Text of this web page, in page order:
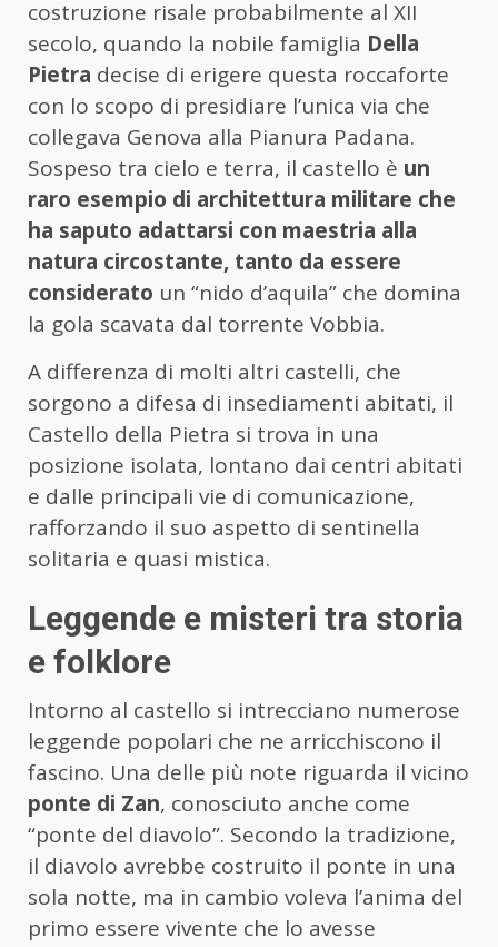
costruzione risale probabilmente al XII
secolo, quando la nobile famiglia Della
Pietra decise di erigere questa roccaforte
con lo scopo di presidiare l’unica via che
collegava Genova alla Pianura Padana.
Sospeso tra cielo e terra, il castello è un
raro esempio di architettura militare che
ha saputo adattarsi con maestria alla
natura circostante, tanto da essere
considerato un “nido d’aquila” che domina
la gola scavata dal torrente Vobbia.
A differenza di molti altri castelli, che
sorgono a difesa di insediamenti abitati, il
Castello della Pietra si trova in una
posizione isolata, lontano dai centri abitati
e dalle principali vie di comunicazione,
rafforzando il suo aspetto di sentinella
solitaria e quasi mistica.
Leggende e misteri tra storia
e folklore
Intorno al castello si intrecciano numerose
leggende popolari che ne arricchiscono il
fascino. Una delle più note riguarda il vicino
ponte di Zan, conosciuto anche come
“ponte del diavolo”. Secondo la tradizione,
il diavolo avrebbe costruito il ponte in una
sola notte, ma in cambio voleva l’anima del
primo essere vivente che lo avesse